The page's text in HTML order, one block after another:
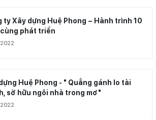
ty Xây dựng Huệ Phong – Hành trình 10
cùng phát triển
Huệ Phong - " Quẳng gánh lo tài
sở hữu ngôi nhà trong mơ"